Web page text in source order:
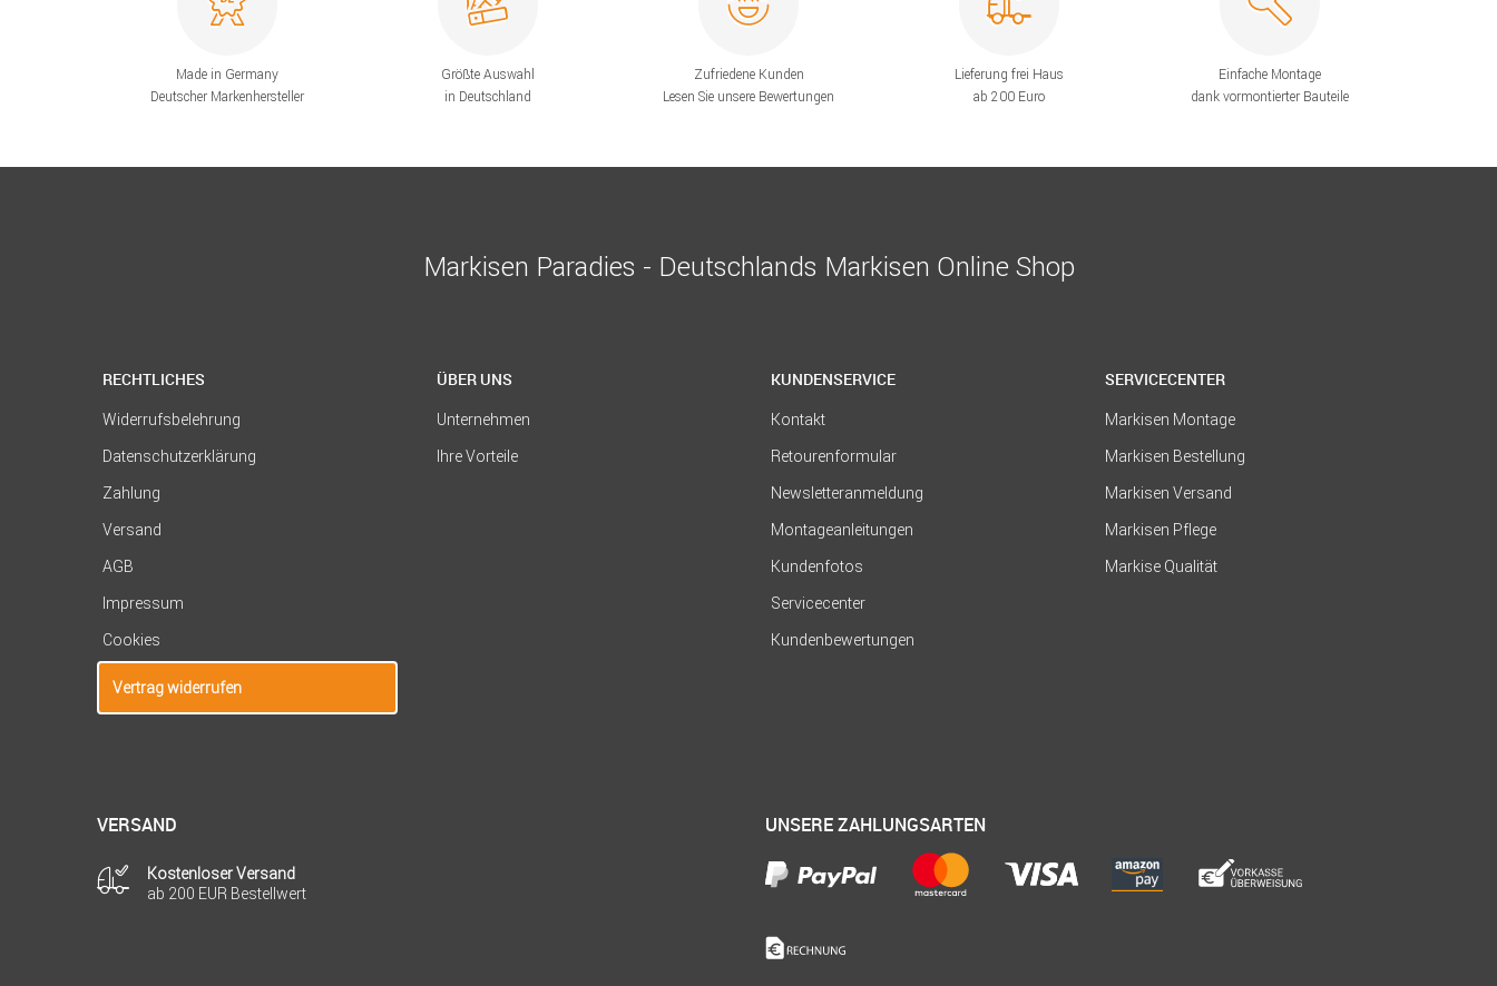
Made in Germany
Deutscher Markenhersteller
Größte Auswahl
in Deutschland
Zufriedene Kunden
Lesen Sie unsere Bewertungen
Lieferung frei Haus
ab 200 Euro
Einfache Montage
dank vormontierter Bauteile
Markisen Paradies - Deutschlands Markisen Online Shop
RECHTLICHES
Widerrufsbelehrung
Datenschutzerklärung
Zahlung
Versand
AGB
Impressum
Cookies
Vertrag widerrufen
ÜBER UNS
Unternehmen
Ihre Vorteile
KUNDENSERVICE
Kontakt
Retourenformular
Newsletteranmeldung
Montageanleitungen
Kundenfotos
Servicecenter
Kundenbewertungen
SERVICECENTER
Markisen Montage
Markisen Bestellung
Markisen Versand
Markisen Pflege
Markise Qualität
VERSAND
Kostenloser Versand
ab 200 EUR Bestellwert
UNSERE ZAHLUNGSARTEN